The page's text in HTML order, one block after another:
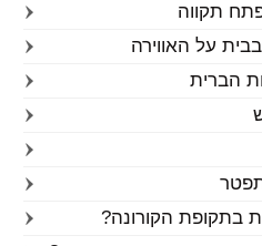
תקווה
על האווירה
הברית
בתקופת הקורונה?